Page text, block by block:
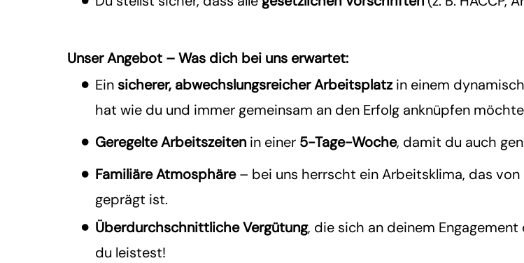
Unser Angebot – Was dich bei uns erwartet:
Ein sicherer, abwechslungsreicher Arbeitsplatzin einem
hat wie du und immer gemeinsam an den Erfolg anknüpfen
Geregelte Arbeitszeiten in einer 5-Tage-Woche, damit du auch
Familiäre Atmosphäre– bei uns herrscht ein Arbeitsklima, das von
geprägt ist.
Überdurchschnittliche Vergütung, die sich an deinem
du leistest!